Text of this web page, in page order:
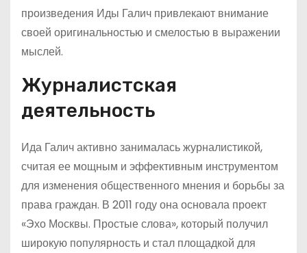
произведения Иды Галич привлекают внимание
своей оригинальностью и смелостью в выражении
мыслей.
Журналистская
деятельность
Ида Галич активно занималась журналистикой,
считая ее мощным и эффективным инструментом
для изменения общественного мнения и борьбы за
права граждан. В 2011 году она основала проект
«Эхо Москвы. Простые слова», который получил
широкую популярность и стал площадкой для